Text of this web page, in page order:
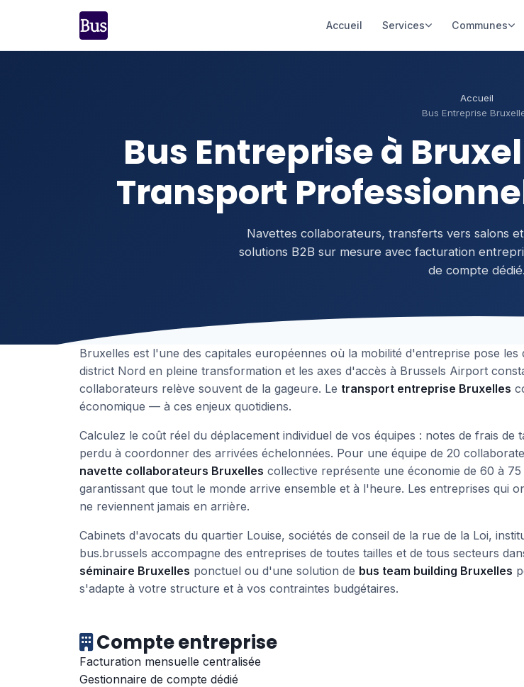
Accueil Services Communes
Accueil
Bus Entreprise
Bus Entreprise à
Transport
Navettes collaborateurs, transferts vers salons
solutions B2B sur mesure avec facturation
de compte dédié.
Bruxelles est l'une des capitales européennes où la mobilité d'entreprise pose
district Nord en pleine transformation et les axes d'accès à Brussels Airport
collaborateurs relève souvent de la gageure. Le transport entreprise Bruxelles
économique — à ces enjeux quotidiens.
Calculez le coût réel du déplacement individuel de vos équipes : notes de frais
perdu à coordonner des arrivées échelonnées. Pour une équipe de 20
navette collaborateurs Bruxelles collective représente une économie de 60 à
garantissant que tout le monde arrive ensemble et à l'heure. Les entreprises qui
ne reviennent jamais en arrière.
Cabinets d'avocats du quartier Louise, sociétés de conseil de la rue de la Loi,
bus.brussels accompagne des entreprises de toutes tailles et de tous secteurs
séminaire Bruxelles ponctuel ou d'une solution de bus team building Bruxelles
s'adapte à votre structure et à vos contraintes budgétaires.
Compte entreprise
Facturation mensuelle centralisée
Gestionnaire de compte dédié